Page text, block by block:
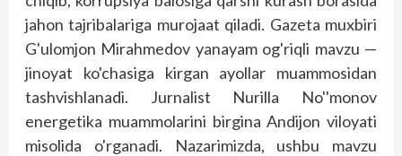
jahon tajribalariga murojaat qiladi. Gazeta muxbiri
G'ulomjon Mirahmedov yanayam og'riqli mavzu —
jinoyat ko'chasiga kirgan ayollar muammosidan
tashvishlanadi. Jurnalist Nurilla No''monov
energetika muammolarini birgina Andijon viloyati
misolida o'rganadi. Nazarimizda, ushbu mavzu